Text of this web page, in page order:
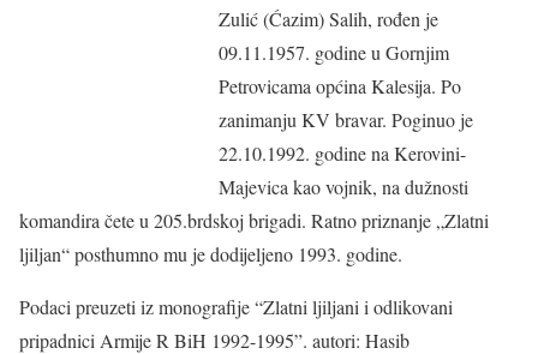
Zulić (Ćazim) Salih, rođen je
09.11.1957. godine u Gornjim
Petrovicama općina Kalesija. Po
zanimanju KV bravar. Poginuo je
22.10.1992. godine na Kerovini-
Majevica kao vojnik, na dužnosti
komandira čete u 205.brdskoj brigadi. Ratno priznanje „Zlatni
ljiljan“ posthumno mu je dodijeljeno 1993. godine.
Podaci preuzeti iz monografije “Zlatni ljiljani i odlikovani
pripadnici Armije R BiH 1992-1995”. autori: Hasib